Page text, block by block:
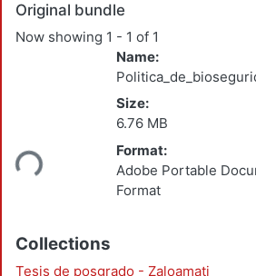
Original bundle
Now showing 1 - 1 of 1
Name:
Size:
6.76 MB
Format:
Adobe Portable
Format
Collections
Tesis de posgrado - Zaloamati